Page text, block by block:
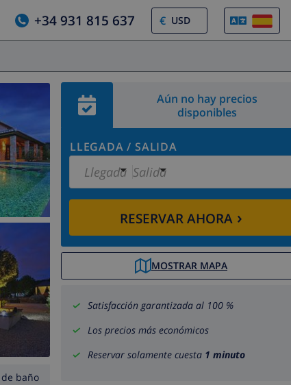
+34 931 815 637 €
Aún no hay precios
disponibles
LLEGADA / SALIDA
Llegada Salida
RESERVAR AHORA ›
MOSTRAR MAPA
Satisfacción garantizada al 100 %
Los precios más económicos
Reservar solamente cuesta 1 minuto
baño